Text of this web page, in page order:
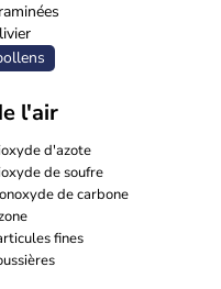
l'air
d'azote
de soufre
de carbone
fines